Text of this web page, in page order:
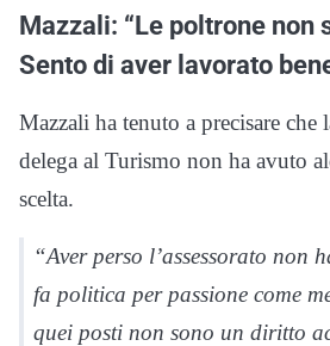
Mazzali: “Le poltrone non
Sento di aver lavorato
Mazzali ha tenuto a precisare che
delega al Turismo non ha avuto
scelta.
“Aver perso l’assessorato non
fa politica per passione come
quei posti non sono un diritto